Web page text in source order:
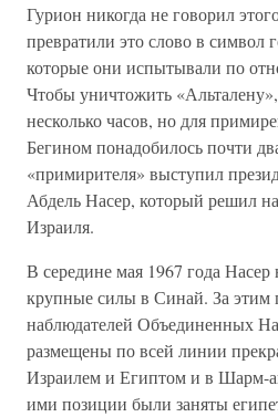
Гурион никогда не говорил
превратили это слово в символ
которые они испытывали по
Чтобы уничтожить
несколько часов, но для
Бегином понадобилось почти
«примирителя» выступил
Абдель Насер, который решил
Израиля.
В середине мая 1967 года Насер
крупные силы в Синай. За этим
наблюдателей Объединенных
размещены по всей линии
Израилем и Египтом и в Шарм-
ими позиции были заняты